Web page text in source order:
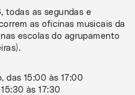
todas as segundas e
as oficinas musicais da
nas escolas do agrupamento
das 15:00 às 17:00
às 17:30